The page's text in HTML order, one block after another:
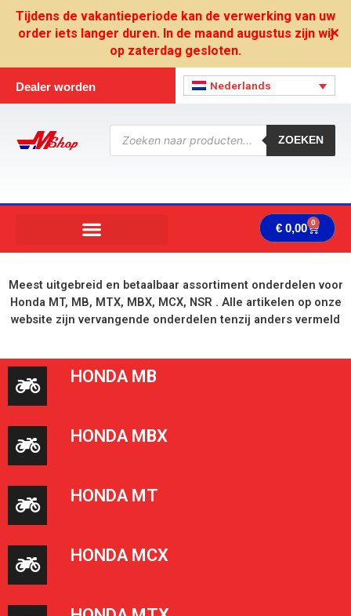
Tijdens de vakantieperiode kan de verwerking van uw
order iets langer duren. In de maand augustus zijn wij
op zaterdag gesloten.
✕
Dealer worden Nederlands
Producten
zoeken
ZOEKEN
€ 0,00 0
Meest uitgebreid en betaalbaar assortiment onderdelen voor
Honda MT, MB, MTX, MBX, MCX, NSR . Alle artikelen op onze
website zijn vervangende onderdelen tenzij anders vermeld
HONDA MB
HONDA MBX
HONDA MT
HONDA MCX